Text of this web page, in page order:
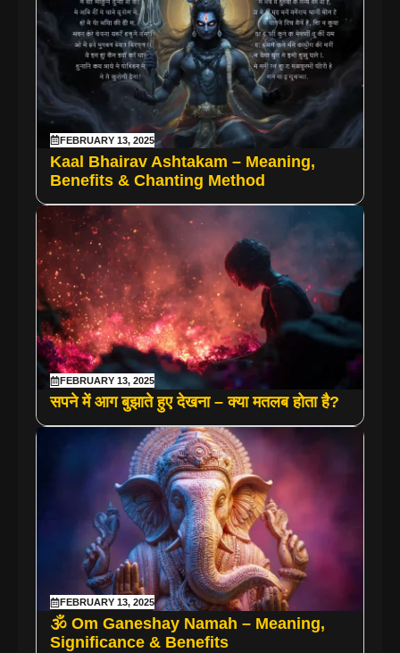
FEBRUARY 13, 2025
Kaal Bhairav Ashtakam – Meaning,
Benefits & Chanting Method
FEBRUARY 13, 2025
सपने में आग बुझाते हुए देखना – क्या मतलब होता है?
FEBRUARY 13, 2025
🕉️ Om Ganeshay Namah – Meaning,
Significance & Benefits